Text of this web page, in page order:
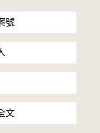
號
文